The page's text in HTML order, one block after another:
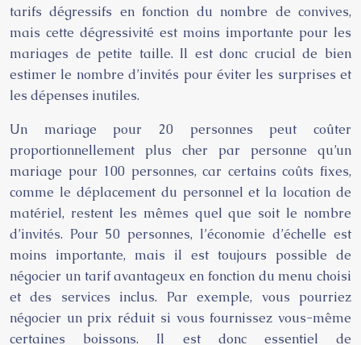
tarifs dégressifs en fonction du nombre de convives,
mais cette dégressivité est moins importante pour les
mariages de petite taille. Il est donc crucial de bien
estimer le nombre d’invités pour éviter les surprises et
les dépenses inutiles.
Un mariage pour 20 personnes peut coûter
proportionnellement plus cher par personne qu’un
mariage pour 100 personnes, car certains coûts fixes,
comme le déplacement du personnel et la location de
matériel, restent les mêmes quel que soit le nombre
d’invités. Pour 50 personnes, l’économie d’échelle est
moins importante, mais il est toujours possible de
négocier un tarif avantageux en fonction du menu choisi
et des services inclus. Par exemple, vous pourriez
négocier un prix réduit si vous fournissez vous-même
certaines boissons. Il est donc essentiel de